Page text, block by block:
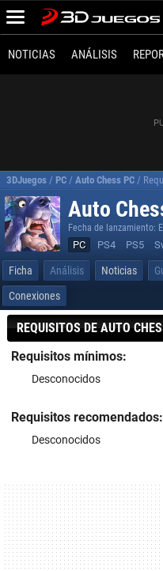
NOTICIAS ANÁLISIS
3DJuegos / PC / Auto Chess PC /
Auto
Fecha de lanzamiento:
PC PS4 PS5
Ficha Análisis Noticias
Conexiones
REQUISITOS DE AUTO
Requisitos mínimos:
Desconocidos
Requisitos recomendados:
Desconocidos